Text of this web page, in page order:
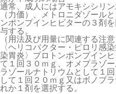
通常、成人にはアモキシシリ
（力価）、メトロニダゾール
ンポンプインヒビターの３剤
与する。
（用法及び用量に関連する注意
〈ヘリコバクター・ピロリ感
染胃炎〉プロトンポンプイン
て１回３０ｍｇ、オメプラゾ
ラゾールナトリウムとして１
して１回２０ｍｇ又はボノプ
れか１剤を選択する。